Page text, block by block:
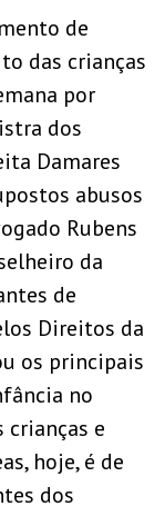
de
das crianças
por
dos
Damares
abusos
Rubens
da
de
Direitos da
os principais
no
crianças e
hoje, é de
dos